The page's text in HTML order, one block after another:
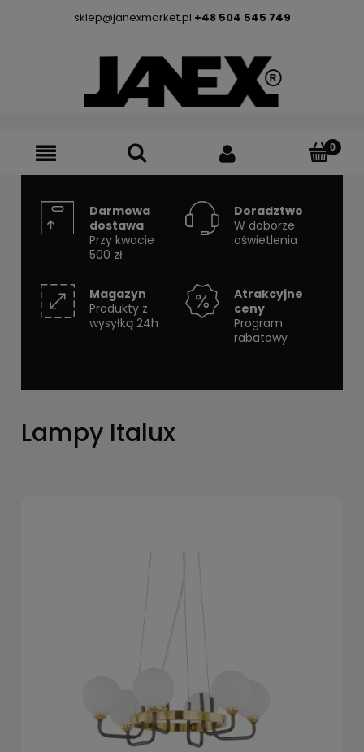
sklep@janexmarket.pl +48 504 545 749
Darmowa
dostawa
Przy kwocie
500 zł
Doradztwo
W doborze
oświetlenia
Magazyn
Produkty z
wysyłką 24h
Atrakcyjne
ceny
Program
rabatowy
Lampy Italux